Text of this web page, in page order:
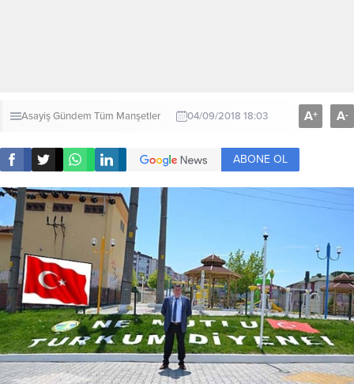
AsayişGündem Tüm Manşetler 04/09/2018 18:03 A+ A-
ABONE OL